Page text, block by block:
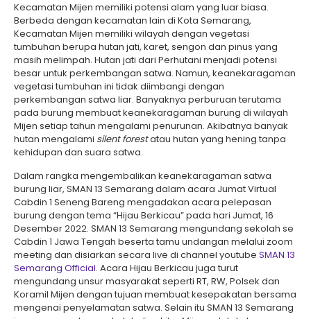
Kecamatan Mijen memiliki potensi alam yang luar biasa.
Berbeda dengan kecamatan lain di Kota Semarang,
Kecamatan Mijen memiliki wilayah dengan vegetasi
tumbuhan berupa hutan jati, karet, sengon dan pinus yang
masih melimpah. Hutan jati dari Perhutani menjadi potensi
besar untuk perkembangan satwa. Namun, keanekaragaman
vegetasi tumbuhan ini tidak diimbangi dengan
perkembangan satwa liar. Banyaknya perburuan terutama
pada burung membuat keanekaragaman burung di wilayah
Mijen setiap tahun mengalami penurunan. Akibatnya banyak
hutan mengalami silent forestatau hutan yang hening tanpa
kehidupan dan suara satwa.
Dalam rangka mengembalikan keanekaragaman satwa
burung liar, SMAN 13 Semarang dalam acara Jumat Virtual
Cabdin 1 Seneng Bareng mengadakan acara pelepasan
burung dengan tema “Hijau Berkicau” pada hari Jumat, 16
Desember 2022. SMAN 13 Semarang mengundang sekolah se
Cabdin 1 Jawa Tengah beserta tamu undangan melalui zoom
meeting dan disiarkan secara live di channel youtube SMAN 13
Semarang Official. Acara Hijau Berkicau juga turut
mengundang unsur masyarakat seperti RT, RW, Polsek dan
Koramil Mijen dengan tujuan membuat kesepakatan bersama
mengenai penyelamatan satwa. Selain itu SMAN 13 Semarang